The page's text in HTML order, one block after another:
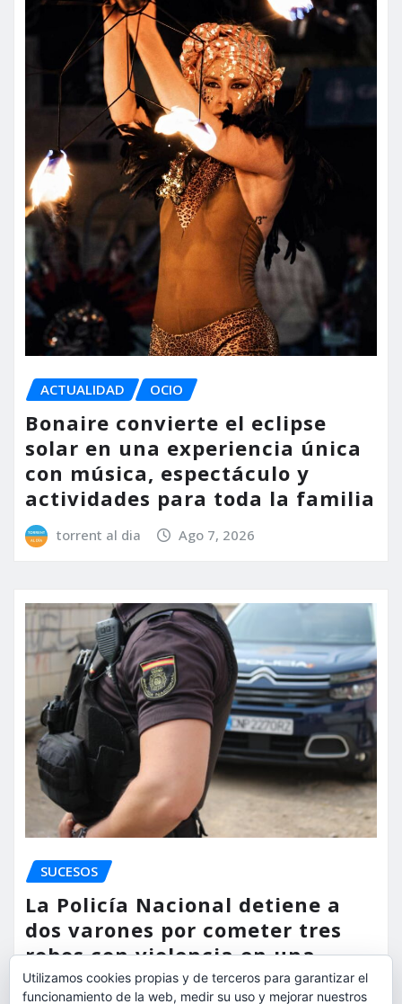
ACTUALIDAD OCIO
Bonaire convierte el eclipse
solar en una experiencia única
con música, espectáculo y
actividades para toda la familia
torrent al dia Ago 7, 2026
SUCESOS
La Policía Nacional detiene a
dos varones por cometer tres
robos con violencia en una
misma mañana
Utilizamos cookies propias y de terceros para garantizar el
funcionamiento de la web, medir su uso y mejorar nuestros